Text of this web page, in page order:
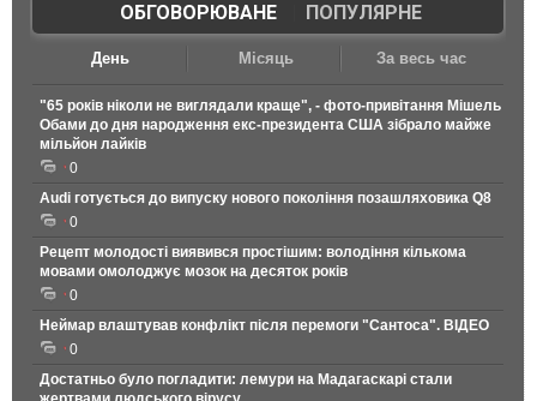
ОБГОВОРЮВАНЕ| ПОПУЛЯРНЕ
День Місяць За весь час
"65 років ніколи не виглядали краще", - фото-привітання Мішель
Обами до дня народження екс-президента США зібрало майже
мільйон лайків
0
Audi готується до випуску нового покоління позашляховика Q8
0
Рецепт молодості виявився простішим: володіння кількома
мовами омолоджує мозок на десяток років
0
Неймар влаштував конфлікт після перемоги "Сантоса". ВІДЕО
0
Достатньо було погладити: лемури на Мадагаскарі стали